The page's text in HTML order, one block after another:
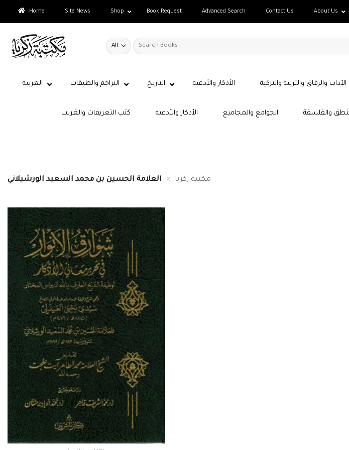
Home Site News Shop Book Request Advanced Search Contact Us About Us
Search
for:
الآداب والرقاق والتربية والتزكية الأذكار والأدعية التاريخ التراجم والطبقات العربية
كتب التعريفات والغريب الأذكار والأدعية الجوامع والمجاميع والفلسفة
مكتبة زكريا » العلامة الحسين بن محمد السعيد الورشيلاني